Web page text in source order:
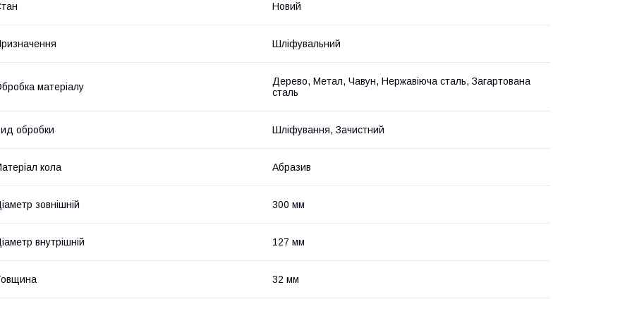
Новий
Шліфувальний
матеріалу
Дерево, Метал, Чавун, Нержавіюча сталь, Загартована
сталь
обробки Шліфування, Зачистний
кола Абразив
зовнішній 300 мм
внутрішній 127 мм
32 мм